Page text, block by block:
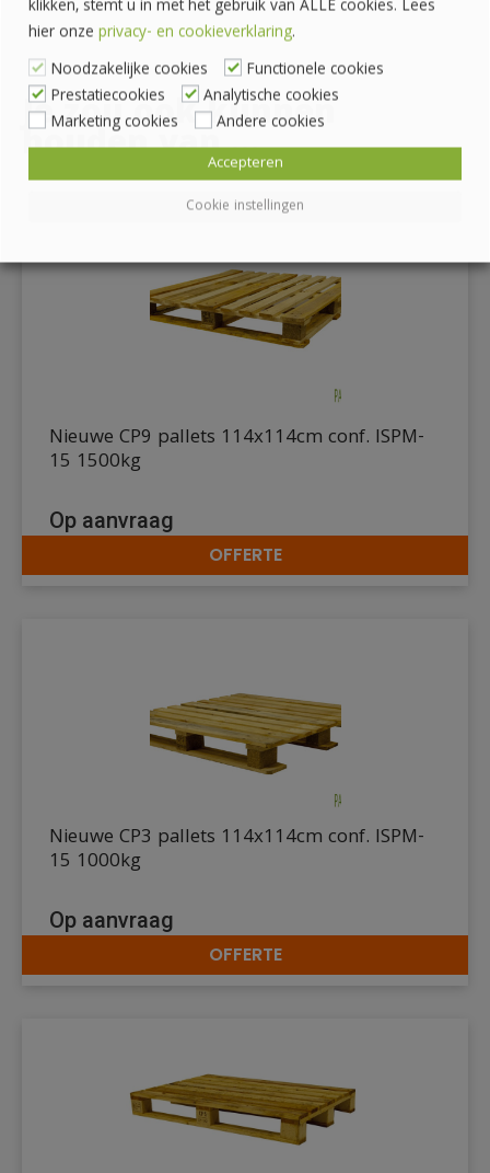
Je zou ook kunnen
houden van …
DETAILS
Nieuwe CP9 pallets 114x114cm conf. ISPM-
15 1500kg
Op aanvraag
OFFERTE
DETAILS
Nieuwe CP3 pallets 114x114cm conf. ISPM-
15 1000kg
Op aanvraag
OFFERTE
klikken, stemt u in met het gebruik van ALLE cookies. Lees
hier onze privacy- en cookieverklaring.
Noodzakelijke cookies
Functionele cookies
Prestatiecookies
Analytische cookies
Marketing cookies
Andere cookies
Cookie instellingen
Accepteren